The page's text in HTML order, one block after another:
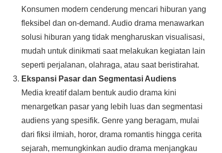
Konsumen modern cenderung mencari hiburan yang
fleksibel dan on-demand. Audio drama menawarkan
solusi hiburan yang tidak mengharuskan visualisasi,
mudah untuk dinikmati saat melakukan kegiatan lain
seperti perjalanan, olahraga, atau saat beristirahat.
Ekspansi Pasar dan Segmentasi Audiens
Media kreatif dalam bentuk audio drama kini
menargetkan pasar yang lebih luas dan segmentasi
audiens yang spesifik. Genre yang beragam, mulai
dari fiksi ilmiah, horor, drama romantis hingga cerita
sejarah, memungkinkan audio drama menjangkau